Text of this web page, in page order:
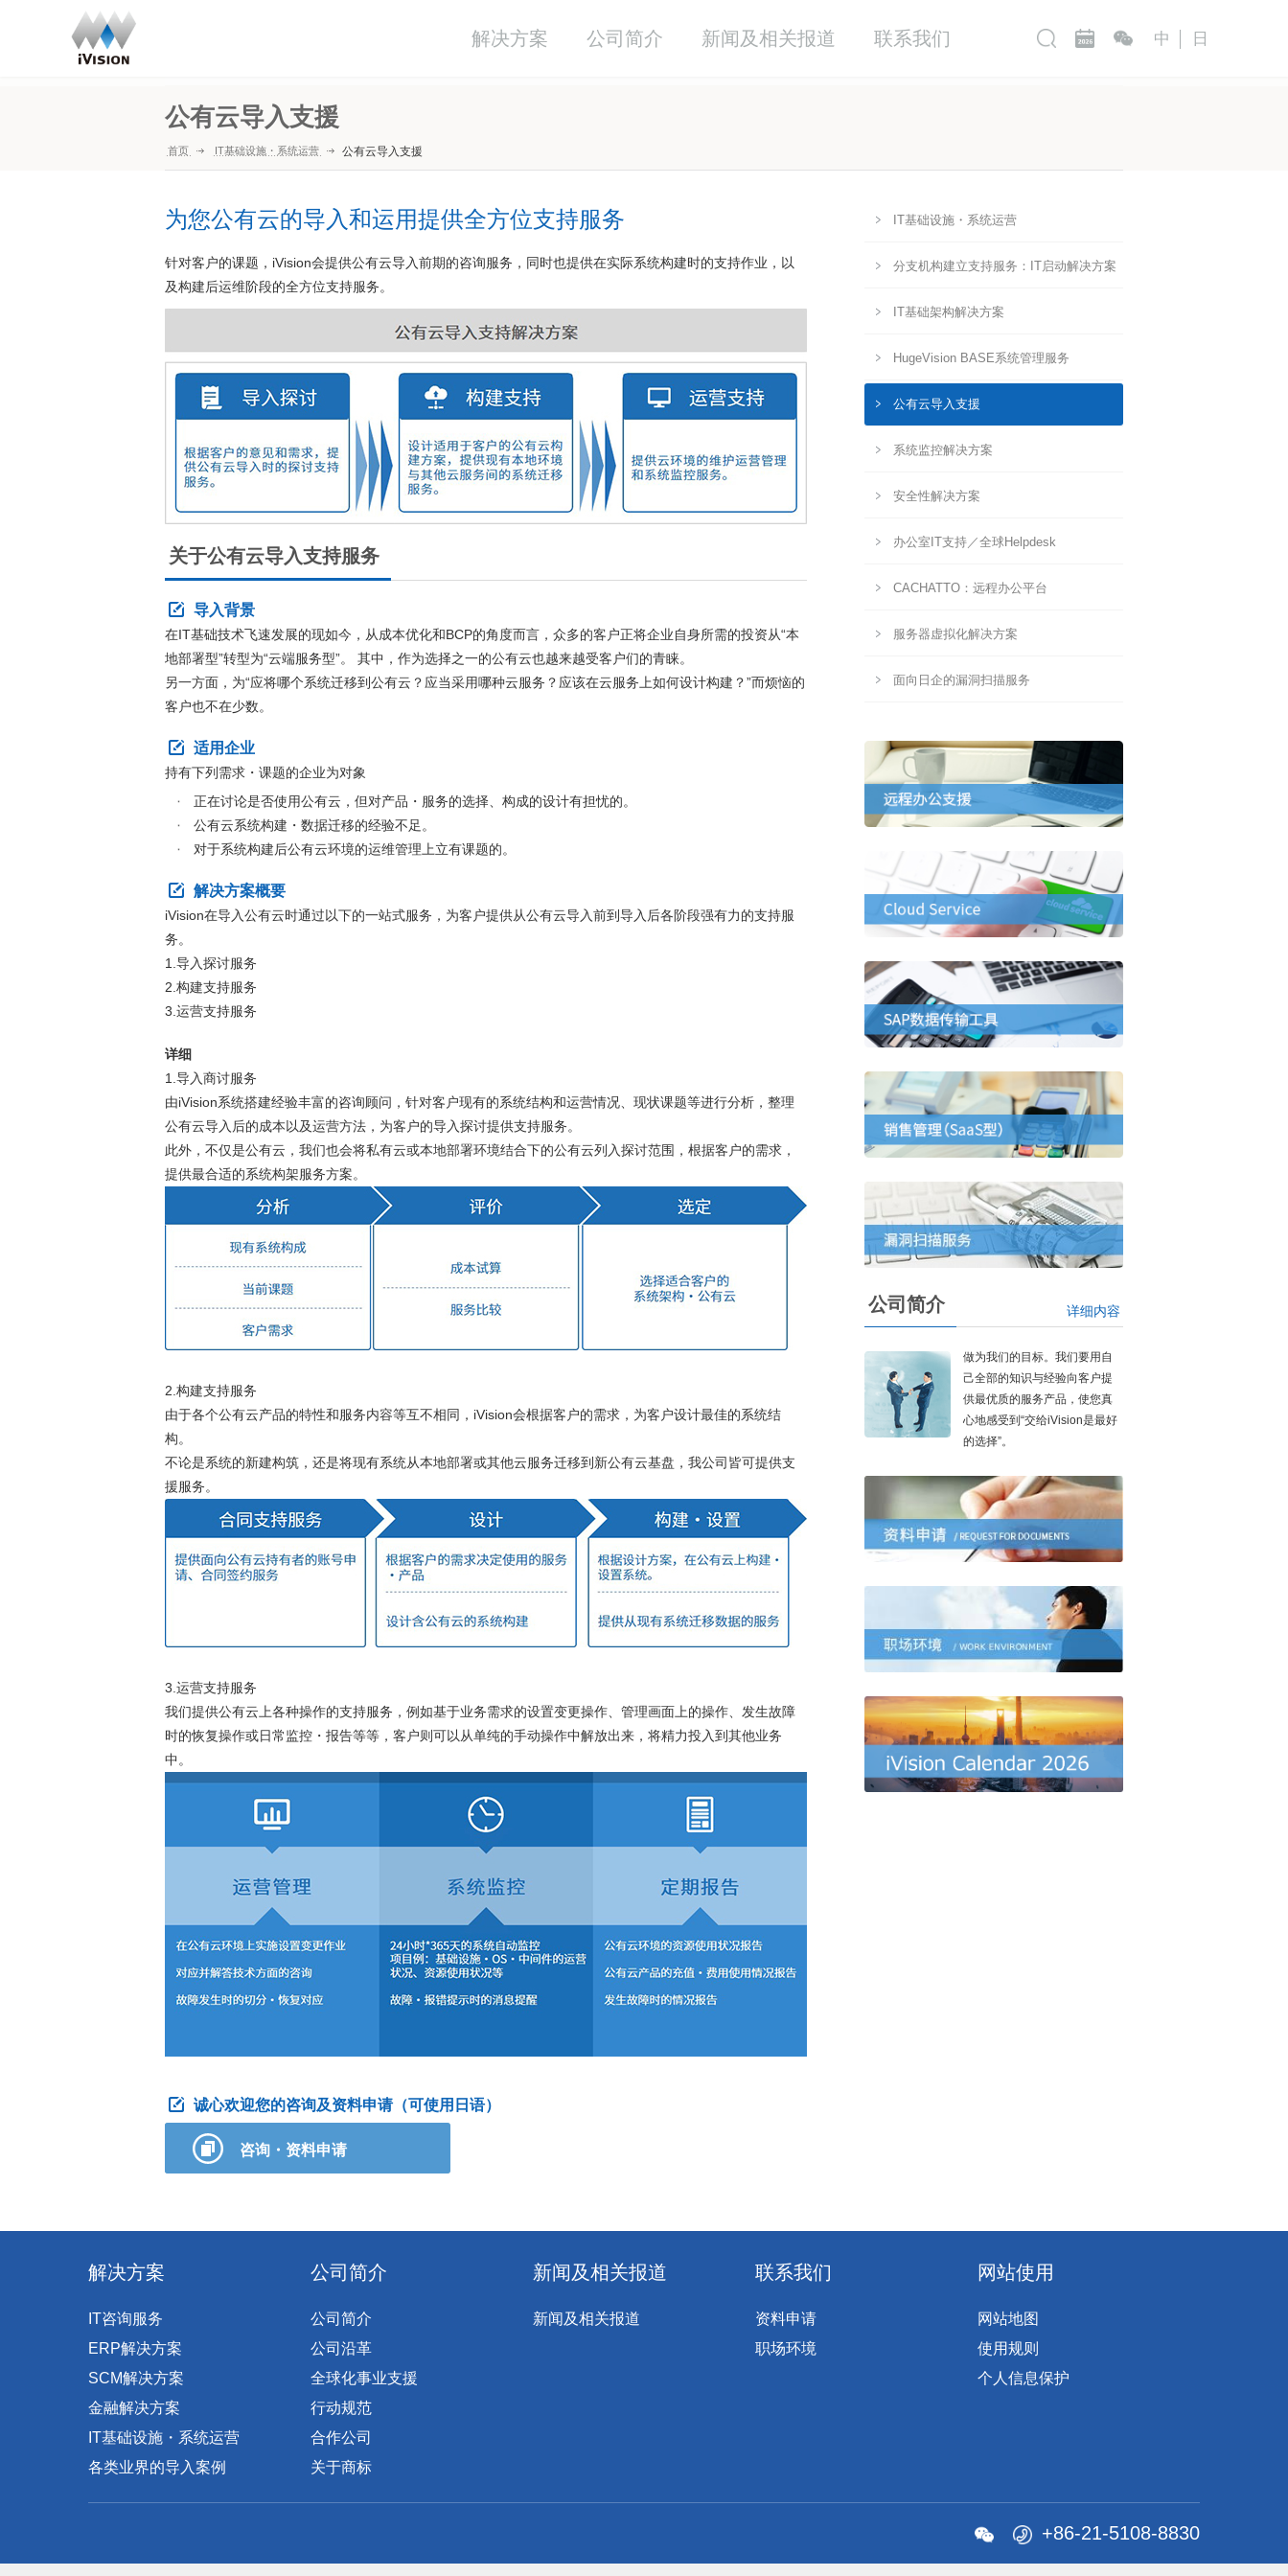
中 日
解决方案 公司简介 新闻及相关报道 联系我们
公有云导入支援
首页 IT基础设施・系统运营 公有云导入支援
为您公有云的导入和运用提供全方位支持服务
针对客户的课题，iVision会提供公有云导入前期的咨询服务，同时也提供在实际系统构建时的支持作业，以
及构建后运维阶段的全方位支持服务。
关于公有云导入支持服务
导入背景
在IT基础技术飞速发展的现如今，从成本优化和BCP的角度而言，众多的客户正将企业自身所需的投资从“本
地部署型”转型为“云端服务型”。 其中，作为选择之一的公有云也越来越受客户们的青睐。
另一方面，为“应将哪个系统迁移到公有云？应当采用哪种云服务？应该在云服务上如何设计构建？”而烦恼的
客户也不在少数。
适用企业
持有下列需求・课题的企业为对象
正在讨论是否使用公有云，但对产品・服务的选择、构成的设计有担忧的。
公有云系统构建・数据迁移的经验不足。
对于系统构建后公有云环境的运维管理上立有课题的。
解决方案概要
iVision在导入公有云时通过以下的一站式服务，为客户提供从公有云导入前到导入后各阶段强有力的支持服
务。
1.导入探讨服务
2.构建支持服务
3.运营支持服务
详细
1.导入商讨服务
由iVision系统搭建经验丰富的咨询顾问，针对客户现有的系统结构和运营情况、现状课题等进行分析，整理
公有云导入后的成本以及运营方法，为客户的导入探讨提供支持服务。
此外，不仅是公有云，我们也会将私有云或本地部署环境结合下的公有云列入探讨范围，根据客户的需求，
提供最合适的系统构架服务方案。
2.构建支持服务
由于各个公有云产品的特性和服务内容等互不相同，iVision会根据客户的需求，为客户设计最佳的系统结
构。
不论是系统的新建构筑，还是将现有系统从本地部署或其他云服务迁移到新公有云基盘，我公司皆可提供支
援服务。
3.运营支持服务
我们提供公有云上各种操作的支持服务，例如基于业务需求的设置变更操作、管理画面上的操作、发生故障
时的恢复操作或日常监控・报告等等，客户则可以从单纯的手动操作中解放出来，将精力投入到其他业务
中。
诚心欢迎您的咨询及资料申请（可使用日语）
咨询・资料申请
IT基础设施・系统运营
分支机构建立支持服务：IT启动解决方案
IT基础架构解决方案
HugeVision BASE系统管理服务
公有云导入支援
系统监控解决方案
安全性解决方案
办公室IT支持／全球Helpdesk
CACHATTO：远程办公平台
服务器虚拟化解决方案
面向日企的漏洞扫描服务
公司简介 详细内容
做为我们的目标。我们要用自
己全部的知识与经验向客户提
供最优质的服务产品，使您真
心地感受到“交给iVision是最好
的选择”。
解决方案
IT咨询服务
ERP解决方案
SCM解决方案
金融解决方案
IT基础设施・系统运营
各类业界的导入案例
公司简介
公司简介
公司沿革
全球化事业支援
行动规范
合作公司
关于商标
新闻及相关报道
新闻及相关报道
联系我们
资料申请
职场环境
网站使用
网站地图
使用规则
个人信息保护
+86-21-5108-8830